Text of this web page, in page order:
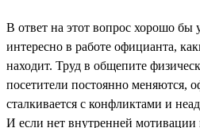
В ответ на этот вопрос хорошо бы
интересно в работе официанта,
находит. Труд в общепите
посетители постоянно меняются,
сталкивается с конфликтами и
И если нет внутренней мотивации